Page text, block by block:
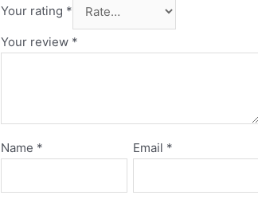
Your rating *
Your review *
Name * Email *